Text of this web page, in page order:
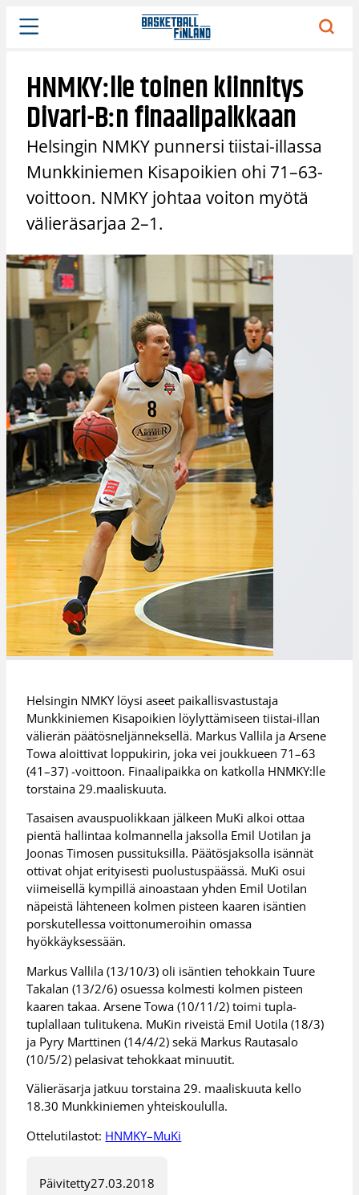
Siirry
sisältöön
HNMKY:lle toinen kiinnitys
Divari-B:n finaalipaikkaan
Helsingin NMKY punnersi tiistai-illassa
Munkkiniemen Kisapoikien ohi 71–63-
voittoon. NMKY johtaa voiton myötä
välieräsarjaa 2–1.
Helsingin NMKY löysi aseet paikallisvastustaja
Munkkiniemen Kisapoikien löylyttämiseen tiistai-illan
välierän päätösneljänneksellä. Markus Vallila ja Arsene
Towa aloittivat loppukirin, joka vei joukkueen 71–63
(41–37) -voittoon. Finaalipaikka on katkolla HNMKY:lle
torstaina 29.maaliskuuta.
Tasaisen avauspuolikkaan jälkeen MuKi alkoi ottaa
pientä hallintaa kolmannella jaksolla Emil Uotilan ja
Joonas Timosen pussituksilla. Päätösjaksolla isännät
ottivat ohjat erityisesti puolustuspäässä. MuKi osui
viimeisellä kympillä ainoastaan yhden Emil Uotilan
näpeistä lähteneen kolmen pisteen kaaren isäntien
porskutellessa voittonumeroihin omassa
hyökkäyksessään.
Markus Vallila (13/10/3) oli isäntien tehokkain Tuure
Takalan (13/2/6) osuessa kolmesti kolmen pisteen
kaaren takaa. Arsene Towa (10/11/2) toimi tupla-
tuplallaan tulitukena. MuKin riveistä Emil Uotila (18/3)
ja Pyry Marttinen (14/4/2) sekä Markus Rautasalo
(10/5/2) pelasivat tehokkaat minuutit.
Välieräsarja jatkuu torstaina 29. maaliskuuta kello
18.30 Munkkiniemen yhteiskoululla.
Ottelutilastot: HNMKY–MuKi
Päivitetty27.03.2018